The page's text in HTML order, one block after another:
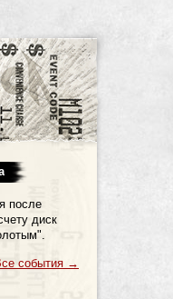
после
диск
события →